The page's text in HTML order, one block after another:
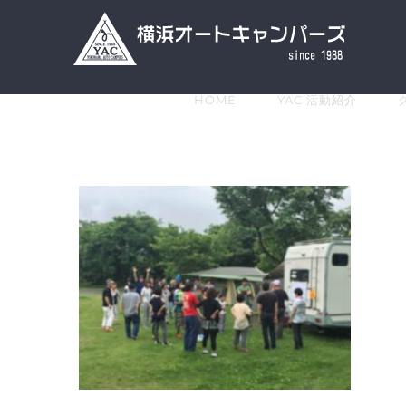
HOME YAC 活動紹介